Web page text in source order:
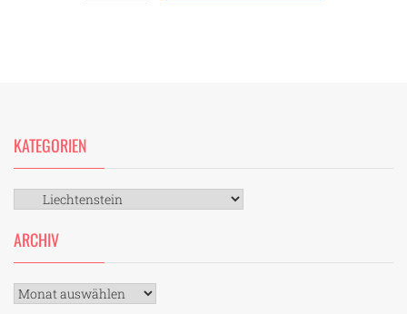
KATEGORIEN
Kategorien
ARCHIV
Archiv